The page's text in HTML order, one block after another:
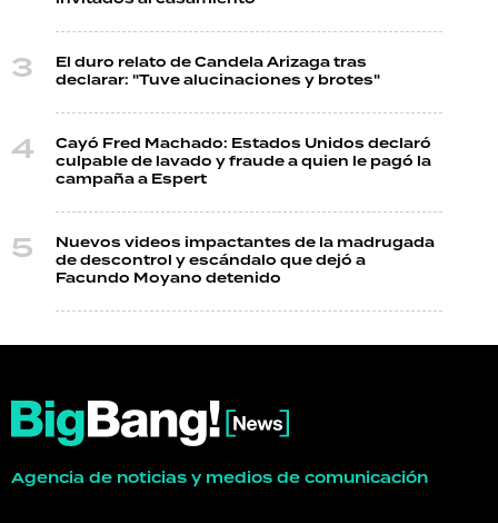
El duro relato de Candela Arizaga tras
declarar: "Tuve alucinaciones y brotes"
Cayó Fred Machado: Estados Unidos declaró
culpable de lavado y fraude a quien le pagó la
campaña a Espert
Nuevos videos impactantes de la madrugada
de descontrol y escándalo que dejó a
Facundo Moyano detenido
Agencia de noticias y medios de comunicación